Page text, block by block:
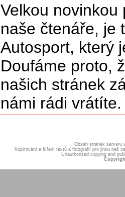
Velkou novinkou
naše čtenáře, je
Autosport, který
Doufáme proto,
našich stránek
námi rádi
Obsah stránek serveru
Kopírování a šíření textů a fotografií pro jinou než
Unauthorised copying and